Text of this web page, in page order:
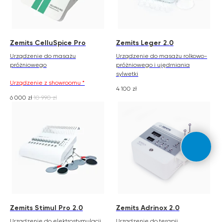
Zemits CelluSpice Pro
Urządzenie do masażu
próżniowego
Urządzenie z showroomu *
6 000 zł 10 990 zł
Zemits Leger 2.0
Urządzenie do masażu rolkowo-
próżniowego i ujędrniania
sylwetki
4 100 zł
Zemits Stimul Pro 2.0 Zemits Adrinox 2.0
formie ustrukturyzowanej za pośrednictwem
systemu KSeF.